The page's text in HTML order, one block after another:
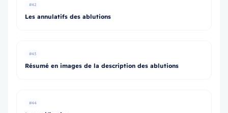
#42
Les annulatifs des ablutions
#43
Résumé en images de la description des ablutions
#44